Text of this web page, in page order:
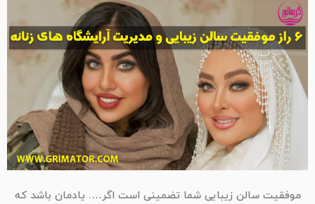
موفقیت سالن زیبایی شما تضمینی است اگر…. یادمان باشد که